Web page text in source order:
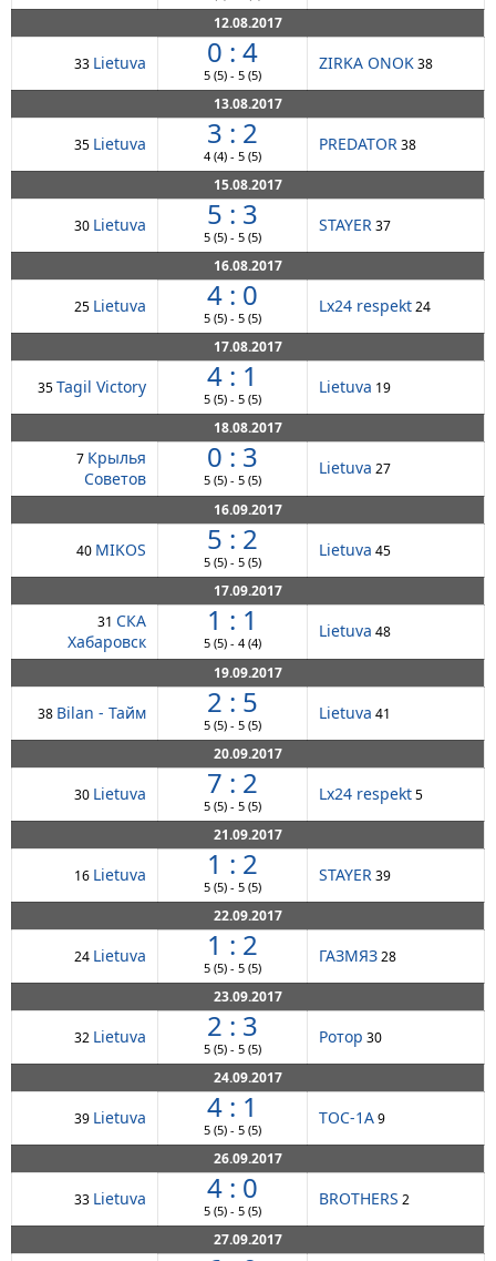
12.08.2017
33 Lietuva 0 : 4
5 (5) - 5 (5)
ZIRKA ONOK38
13.08.2017
35 Lietuva 3 : 2
4 (4) - 5 (5)
PREDATOR38
15.08.2017
30 Lietuva 5 : 3
5 (5) - 5 (5)
STAYER37
16.08.2017
25 Lietuva 4 : 0
5 (5) - 5 (5)
Lx24 respekt24
17.08.2017
35Tagil Victory 4 : 1
5 (5) - 5 (5)
Lietuva 19
18.08.2017
7 Крылья
Советов
0 : 3
5 (5) - 5 (5)
Lietuva 27
16.09.2017
40 MIKOS 5 : 2
5 (5) - 5 (5)
Lietuva 45
17.09.2017
31 СКА
Хабаровск
1 : 1
5 (5) - 4 (4)
Lietuva 48
19.09.2017
38 Bilan - Тайм 2 : 5
5 (5) - 5 (5)
Lietuva 41
20.09.2017
30 Lietuva 7 : 2
5 (5) - 5 (5)
Lx24 respekt5
21.09.2017
16 Lietuva 1 : 2
5 (5) - 5 (5)
STAYER39
22.09.2017
24 Lietuva 1 : 2
5 (5) - 5 (5)
ГАЗМЯЗ28
23.09.2017
32 Lietuva 2 : 3
5 (5) - 5 (5)
Ротор 30
24.09.2017
39 Lietuva 4 : 1
5 (5) - 5 (5)
ТОС-1А9
26.09.2017
33 Lietuva 4 : 0
5 (5) - 5 (5)
BROTHERS 2
27.09.2017